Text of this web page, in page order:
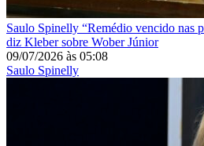
Saulo Spinelly “Remédio vencido nas
diz Kleber sobre Wober Júnior
09/07/2026 às 05:08
Saulo Spinelly